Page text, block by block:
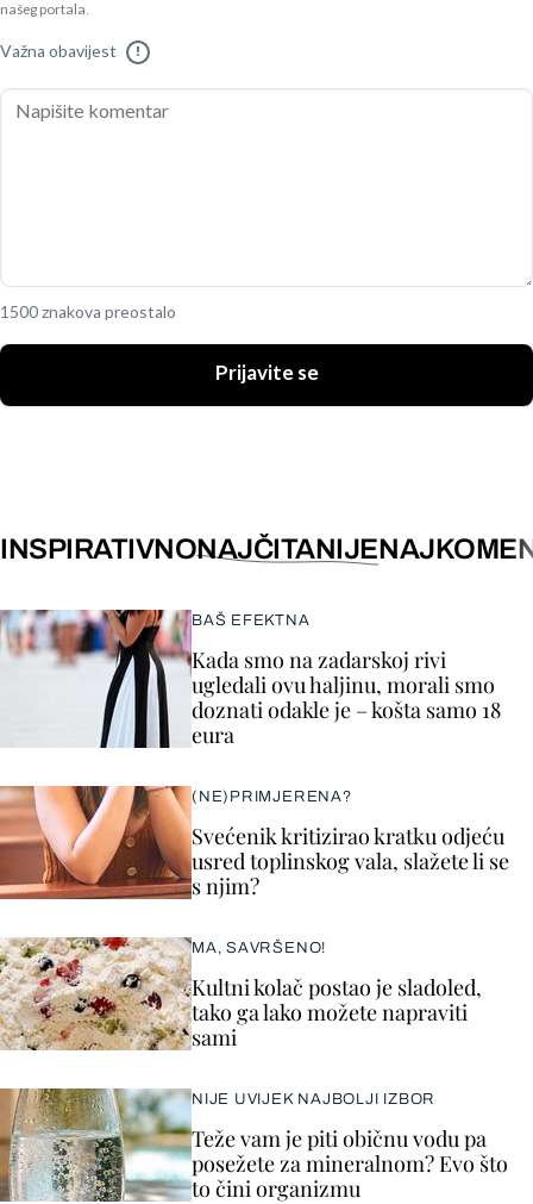
našeg portala.
Važna obavijest !
1500 znakova preostalo
Prijavite se
INSPIRATIVNONAJČITANIJE
BAŠ EFEKTNA
Kada smo na zadarskoj rivi
ugledali ovu haljinu, morali smo
doznati odakle je – košta samo 18
eura
(NE)PRIMJERENA?
Svećenik kritizirao kratku odjeću
usred toplinskog vala, slažete li se
s njim?
MA, SAVRŠENO!
Kultni kolač postao je sladoled,
tako ga lako možete napraviti
sami
NIJE UVIJEK NAJBOLJI IZBOR
Teže vam je piti običnu vodu pa
posežete za mineralnom? Evo što
to čini organizmu